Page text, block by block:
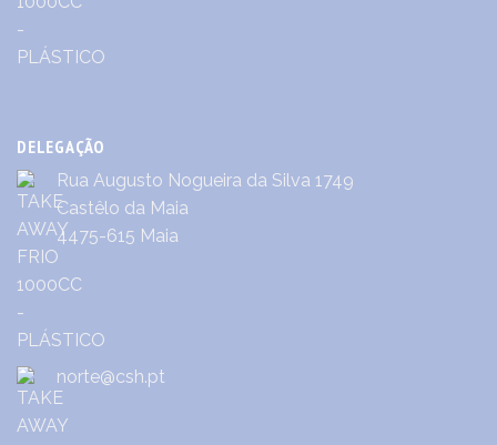
DELEGAÇÃO
Rua Augusto Nogueira da Silva 1749
Castêlo da Maia
4475-615 Maia
norte@csh.pt